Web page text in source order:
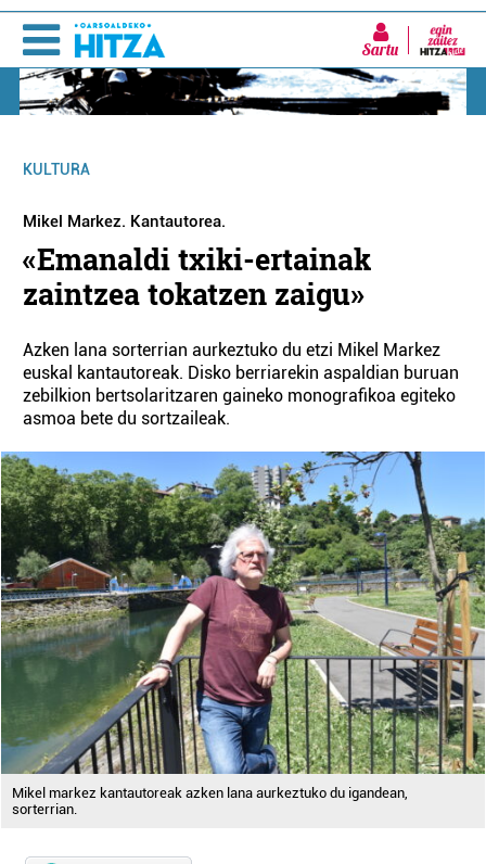
Sartu
KULTURA
Mikel Markez. Kantautorea.
«Emanaldi txiki-ertainak
zaintzea tokatzen zaigu»
Azken lana sorterrian aurkeztuko du etzi Mikel Markez
euskal kantautoreak. Disko berriarekin aspaldian buruan
zebilkion bertsolaritzaren gaineko monografikoa egiteko
asmoa bete du sortzaileak.
Mikel markez kantautoreak azken lana aurkeztuko du igandean,
sorterrian.